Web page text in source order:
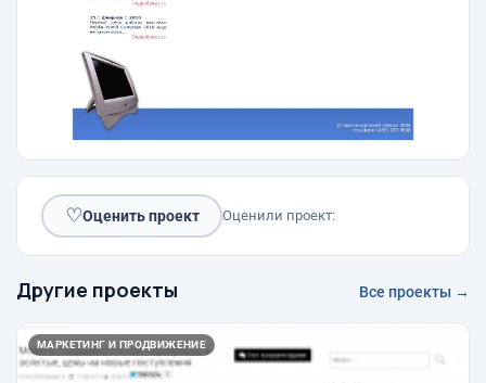
♡Оценить проект Оценили проект:
Другие проекты Все проекты →
МАРКЕТИНГ И ПРОДВИЖЕНИЕ